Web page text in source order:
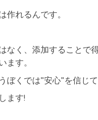
作れるんです。
なく、添加することで
ます。
くでは”安心”を信じ
ます!